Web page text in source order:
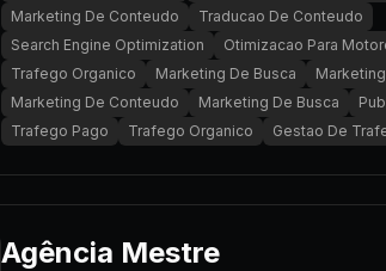
Marketing De Conteudo
Traducao De Conteudo
Search Engine Optimization
Otimizacao Para
Trafego Organico
Marketing De Busca
Marketing De Conteudo
Marketing De Busca
Trafego Pago
Trafego Organico Gestao De
Agência Mestre